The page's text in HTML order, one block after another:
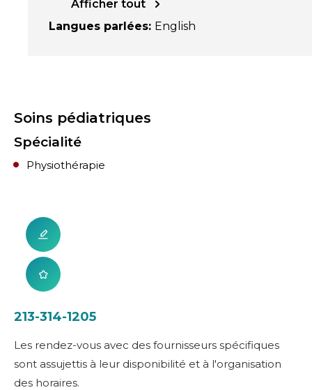
Afficher tout
Langues parlées: English
Soins pédiatriques
Spécialité
Physiothérapie
213-314-1205
Les rendez-vous avec des fournisseurs spécifiques
sont assujettis à leur disponibilité et à l'organisation
des horaires.